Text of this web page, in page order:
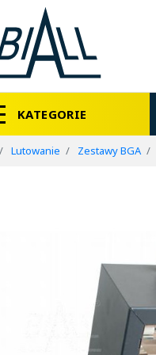
KATEGORIE
Lutowanie Zestawy BGA